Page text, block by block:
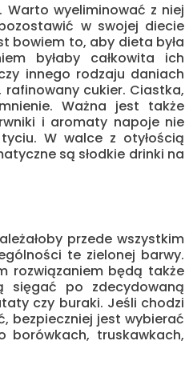
Warto wyeliminować z niej
w swojej diecie
bowiem to, aby dieta była
byłaby całkowita ich
innego rodzaju daniach
rafinowany cukier. Ciastka,
Ważna jest także
i aromaty napoje nie
W walce z otyłością
są słodkie drinki na
przede wszystkim
te zielonej barwy.
rozwiązaniem będą także
sięgać po zdecydowaną
czy buraki. Jeśli chodzi
bezpieczniej jest wybierać
borówkach, truskawkach,